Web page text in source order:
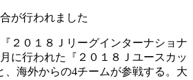
が行われました
２０１８Ｊリーグインターナショナ
に行われた『２０１８Ｊユースカッ
、海外からの4チームが参戦する。大